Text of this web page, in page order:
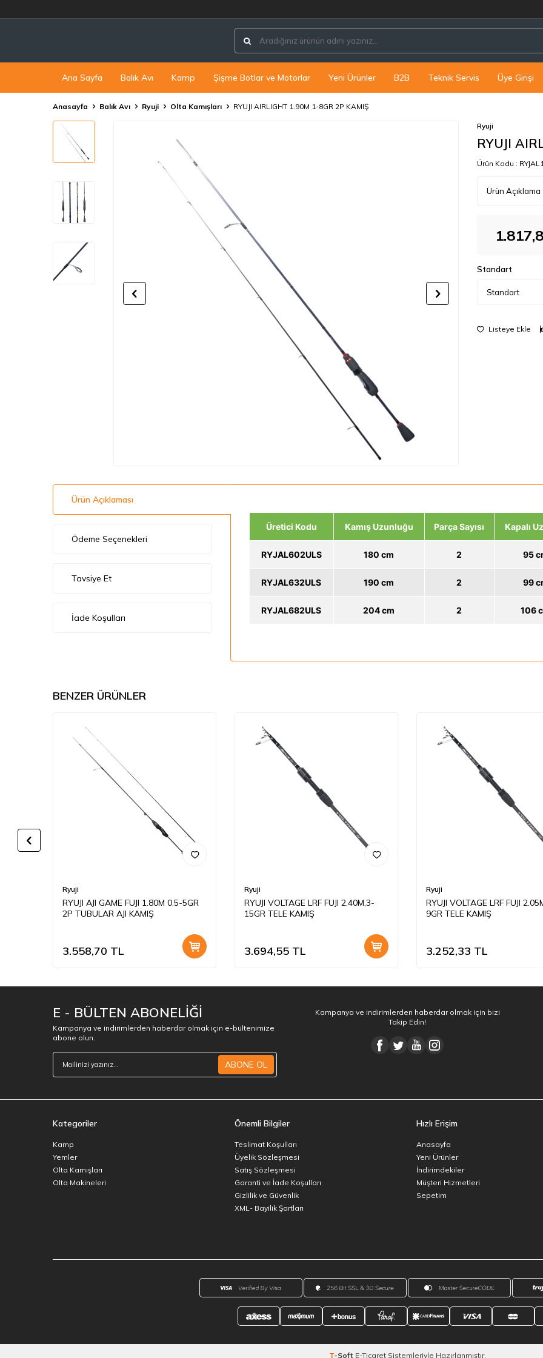
Ana Sayfa Balık Avı Kamp Şişme Botlar ve Motorlar Yeni Ürünler B2B Teknik Servis Üye Girişi
Anasayfa Balık Avı Ryuji Olta Kamışları RYUJI AIRLIGHT 1.90M 1-8GR 2P KAMIŞ
Ryuji
RYUJI
Ürün Kodu :
Ürün Açıklama
Standart
Listeye Ekle
Ürün Açıklaması
Ödeme Seçenekleri
Tavsiye Et
İade Koşulları
Üretici Kodu Kamış Uzunluğu Parça Sayısı Kapalı
RYJAL602ULS 180 cm 2 95
RYJAL632ULS 190 cm 2 99
RYJAL682ULS 204 cm 2 106
BENZER ÜRÜNLER
Ryuji
RYUJI AJI GAME FUJI 1.80M 0.5-5GR
2P TUBULAR AJI KAMIŞ
3.558,70 TL
Ryuji
RYUJI VOLTAGE LRF FUJI 2.40M,3-
15GR TELE KAMIŞ
3.694,55 TL
Ryuji
RYUJI VOLTAGE LRF FUJI
9GR TELE KAMIŞ
3.252,33 TL
E - BÜLTEN ABONELİĞİ
Kampanya ve indirimlerden haberdar olmak için e-bültenimize
abone olun.
ABONE OL
Kampanya ve indirimlerden haberdar olmak için bizi
Takip Edin!
Kategoriler
Kamp
Yemler
Olta Kamışları
Olta Makineleri
Önemli Bilgiler
Teslimat Koşulları
Üyelik Sözleşmesi
Satış Sözleşmesi
Garanti ve İade Koşulları
Gizlilik ve Güvenlik
XML- Bayilik Şartları
Hızlı Erişim
Anasayfa
Yeni Ürünler
İndirimdekiler
Müşteri Hizmetleri
Sepetim
T-Soft E-TicaretSistemleriyle Hazırlanmıştır.